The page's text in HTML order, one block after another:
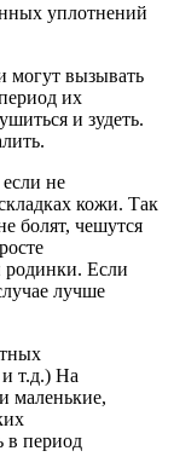
уплотнений
могут вызывать
их
и зудеть.
не
кожи. Так
болят, чешутся
родинки. Если
лучше
т.д.) На
маленькие,
в период